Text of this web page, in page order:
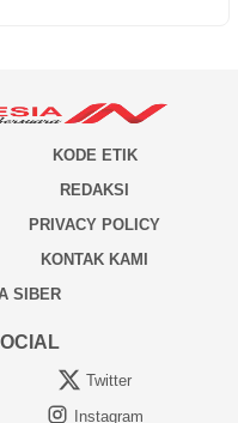
KODE ETIK
REDAKSI
PRIVACY POLICY
KONTAK KAMI
SIBER
Twitter
Instagram